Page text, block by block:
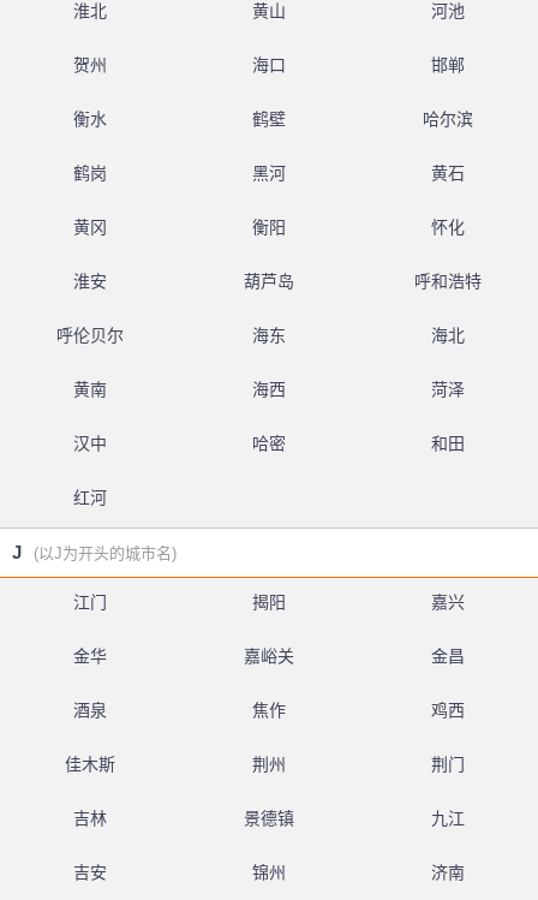
淮北 黄山 河池
贺州 海口 邯郸
衡水 鹤壁 哈尔滨
鹤岗 黑河 黄石
黄冈 衡阳 怀化
淮安 葫芦岛 呼和浩特
呼伦贝尔 海东 海北
黄南 海西 菏泽
汉中 哈密 和田
红河
J (以J为开头的城市名)
江门 揭阳 嘉兴
金华 嘉峪关 金昌
酒泉 焦作 鸡西
佳木斯 荆州 荆门
吉林 景德镇 九江
吉安 锦州 济南